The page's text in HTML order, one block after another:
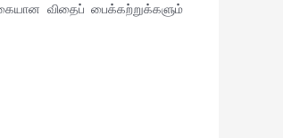
விதைப் பைக்கற்றுக்களும்